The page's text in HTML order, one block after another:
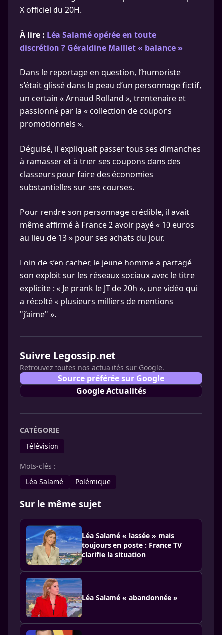
X officiel du 20H.
À lire : Léa Salamé opérée en toute
discrétion ? Géraldine Maillet « balance »
Dans le reportage en question, l’humoriste
s’était glissé dans la peau d’un personnage fictif,
un certain « Arnaud Rolland », trentenaire et
passionné par la « collection de coupons
promotionnels ».
Déguisé, il expliquait passer tous ses dimanches
à ramasser et à trier ses coupons dans des
classeurs pour faire des économies
substantielles sur ses courses.
Pour rendre son personnage crédible, il avait
même affirmé à France 2 avoir payé « 10 euros
au lieu de 13 » pour ses achats du jour.
Loin de s’en cacher, le jeune homme a partagé
son exploit sur les réseaux sociaux avec le titre
explicite : « Je prank le JT de 20h », une vidéo qui
a récolté « plusieurs milliers de mentions
"j’aime" ».
Suivre Legossip.net
Retrouvez toutes nos actualités sur Google.
Source préférée sur Google
Google Actualités
CATÉGORIE
Télévision
Mots-clés :
Léa Salamé
Polémique
Sur le même sujet
Léa Salamé « lassée » mais
toujours en poste : France TV
clarifie la situation
Léa Salamé « abandonnée »